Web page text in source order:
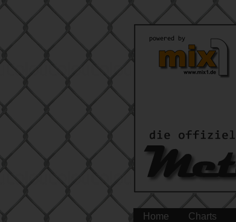
Home Charts